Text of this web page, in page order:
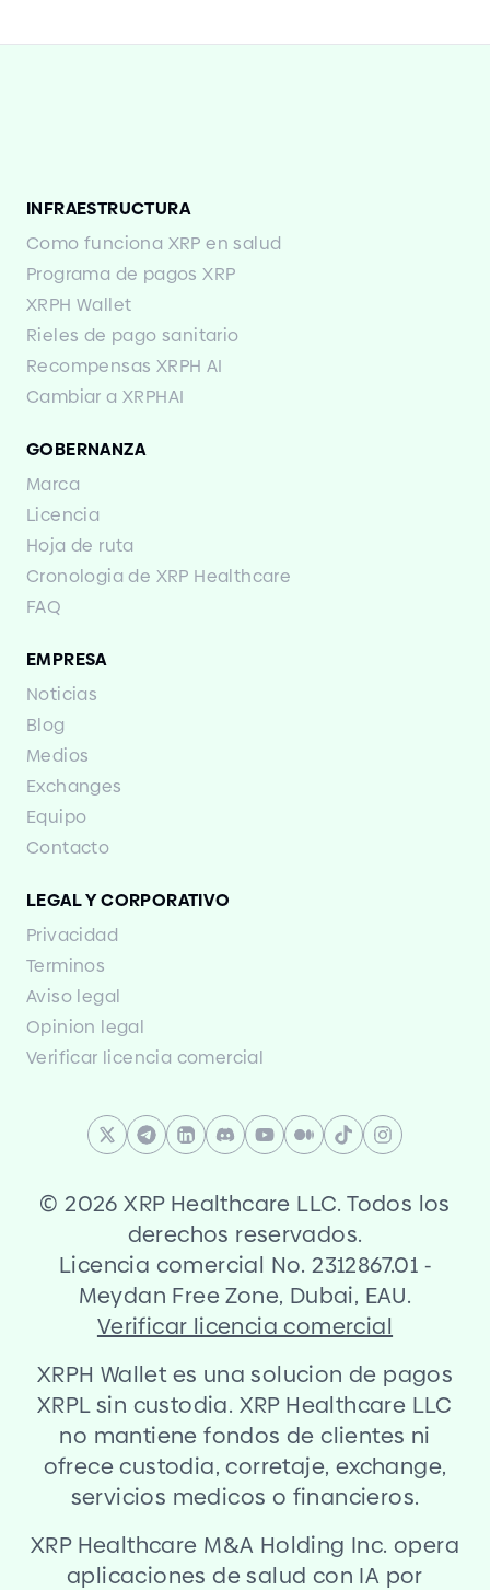
INFRAESTRUCTURA
Como funciona XRP en salud
Programa de pagos XRP
XRPH Wallet
Rieles de pago sanitario
Recompensas XRPH AI
Cambiar a XRPHAI
GOBERNANZA
Marca
Licencia
Hoja de ruta
Cronologia de XRP Healthcare
FAQ
EMPRESA
Noticias
Blog
Medios
Exchanges
Equipo
Contacto
LEGAL Y CORPORATIVO
Privacidad
Terminos
Aviso legal
Opinion legal
Verificar licencia comercial
© 2026 XRP Healthcare LLC. Todos los
derechos reservados.
Licencia comercial No. 2312867.01 -
Meydan Free Zone, Dubai, EAU.
Verificar licencia comercial
XRPH Wallet es una solucion de pagos
XRPL sin custodia. XRP Healthcare LLC
no mantiene fondos de clientes ni
ofrece custodia, corretaje, exchange,
servicios medicos o financieros.
XRP Healthcare M&A Holding Inc. opera
aplicaciones de salud con IA por